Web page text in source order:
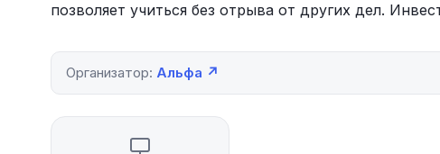
позволяет учиться без отрыва от других дел.
Организатор: Альфа ↗